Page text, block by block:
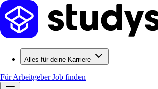
Alles für deine Karriere
Für ArbeitgeberJob finden